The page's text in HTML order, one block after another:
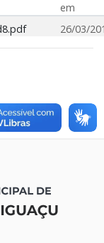
em
26/03/